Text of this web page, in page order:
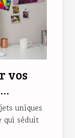
vos
?
uniques
qui séduit